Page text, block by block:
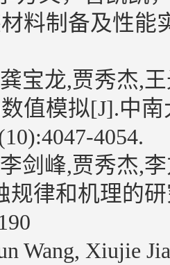
料制备及性能
宝龙,贾秀杰,
值模拟[J].中
4054.
剑峰,贾秀杰,
规律和机理的
Wang, Xiujie